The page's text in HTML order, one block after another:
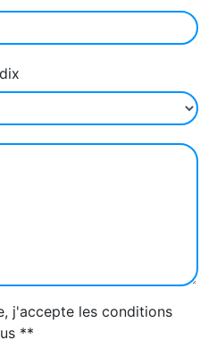
j'accepte les conditions
**